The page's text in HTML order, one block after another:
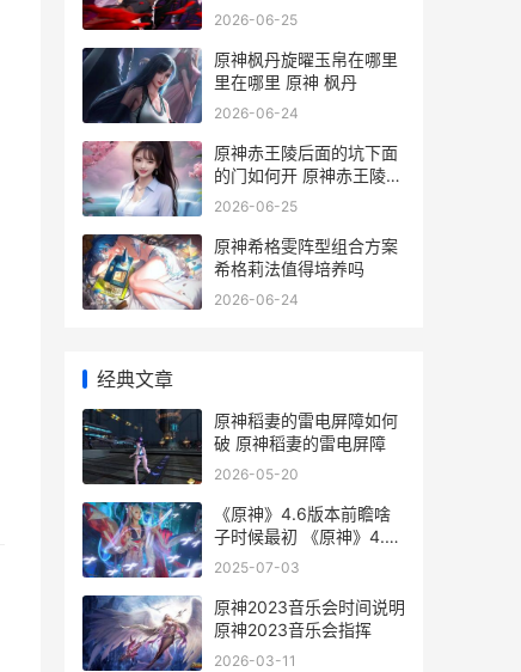
王者荣耀荣耀之章命运篇
2026-06-25
原神枫丹旋曜玉帛在哪里
里在哪里 原神 枫丹
2026-06-24
原神赤王陵后面的坑下面
的门如何开 原神赤王陵后
面空气墙
2026-06-25
原神希格雯阵型组合方案
希格莉法值得培养吗
2026-06-24
经典文章
原神稻妻的雷电屏障如何
破 原神稻妻的雷电屏障
2026-05-20
《原神》4.6版本前瞻啥
子时候最初 《原神》4.6
版本最新活动
2025-07-03
原神2023音乐会时间说明
原神2023音乐会指挥
2026-03-11